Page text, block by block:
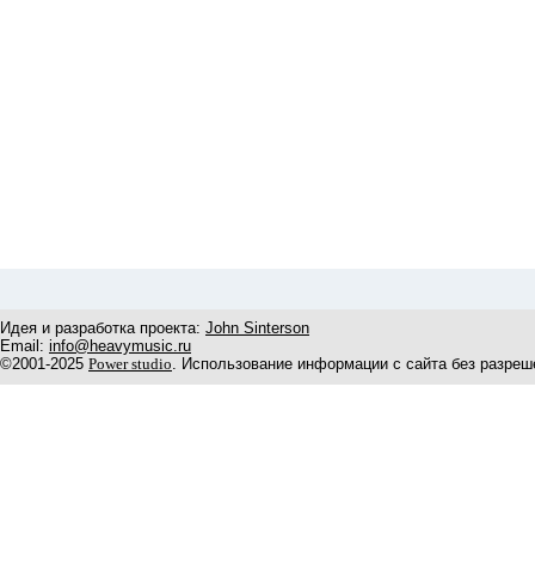
Идея и разработка проекта: John Sinterson
Email: info@heavymusic.ru
©2001-2025 Power studio. Использование информации с сайта без